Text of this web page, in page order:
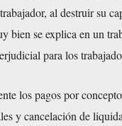
al destruir su
bien se explica en un
para los
los pagos por
y cancelación de